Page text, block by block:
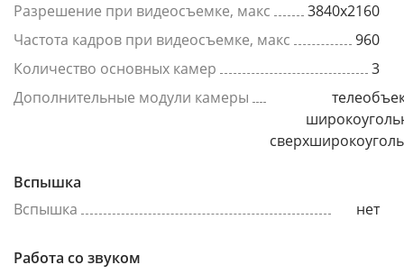
Разрешение при видеосъемке, макс
3840x2160
Частота кадров при видеосъемке, макс
960
Количество основных камер
3
Дополнительные модули камеры
Вспышка
Вспышка
нет
Работа со звуком